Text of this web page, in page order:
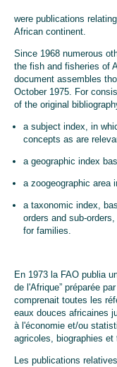
were publications
African continent.
Since 1968 numerous
the fish and fisheries of
document assembles
October 1975. For
of the original
a subject index, in
concepts as are
a geographic index
a zoogeographic area
a taxonomic index,
orders and sub-
for families.
En 1973 la FAO publia
de l'Afrique” préparée
comprenait toutes les
eaux douces africaines
à l'économie et/ou
agricoles, biographies
Les publications